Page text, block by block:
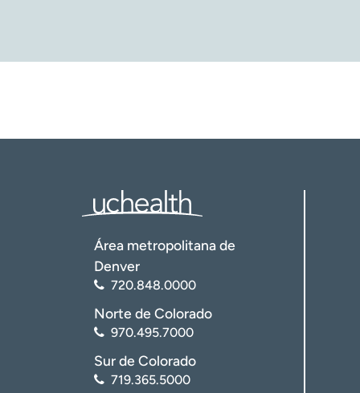
Centro Nacional de Información
Área metropolitana de
Denver
720.848.0000
Norte de Colorado
970.495.7000
Sur de Colorado
719.365.5000